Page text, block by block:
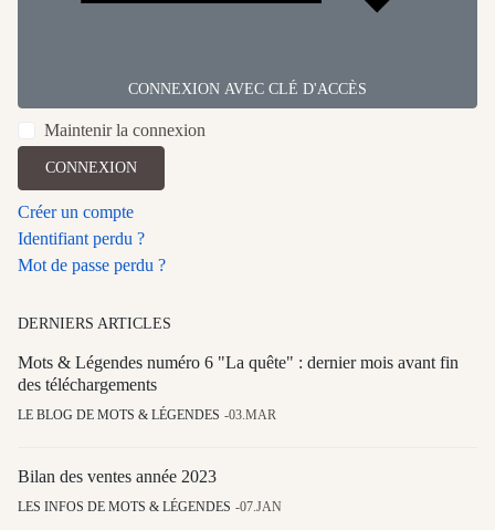
CONNEXION AVEC CLÉ D'ACCÈS
Maintenir la connexion
CONNEXION
Créer un compte
Identifiant perdu ?
Mot de passe perdu ?
DERNIERS ARTICLES
Mots & Légendes numéro 6 "La quête" : dernier mois avant fin
des téléchargements
LE BLOG DE MOTS & LÉGENDES 03.MAR
Bilan des ventes année 2023
LES INFOS DE MOTS & LÉGENDES 07.JAN